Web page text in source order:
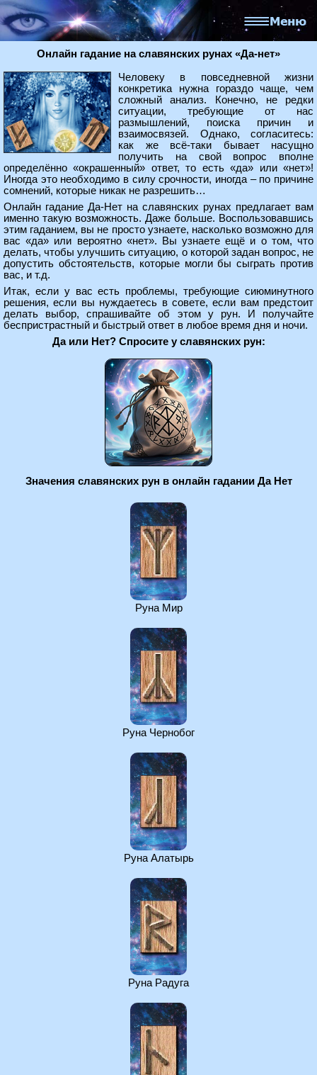
Онлайн гадание на славянских рунах «Да-нет»
Человеку в повседневной жизни
конкретика нужна гораздо чаще, чем
сложный анализ. Конечно, не редки
ситуации, требующие от нас
размышлений, поиска причин и
взаимосвязей. Однако, согласитесь:
как же всё-таки бывает насущно
получить на свой вопрос вполне
определённо «окрашенный» ответ, то есть «да» или «нет»!
Иногда это необходимо в силу срочности, иногда – по причине
сомнений, которые никак не разрешить…
Онлайн гадание Да-Нет на славянских рунах предлагает вам
именно такую возможность. Даже больше. Воспользовавшись
этим гаданием, вы не просто узнаете, насколько возможно для
вас «да» или вероятно «нет». Вы узнаете ещё и о том, что
делать, чтобы улучшить ситуацию, о которой задан вопрос, не
допустить обстоятельств, которые могли бы сыграть против
вас, и т.д.
Итак, если у вас есть проблемы, требующие сиюминутного
решения, если вы нуждаетесь в совете, если вам предстоит
делать выбор, спрашивайте об этом у рун. И получайте
беспристрастный и быстрый ответ в любое время дня и ночи.
Да или Нет? Спросите у славянских рун:
Значения славянских рун в онлайн гадании Да Нет
Руна Мир
Руна Чернобог
Руна Алатырь
Руна Радуга